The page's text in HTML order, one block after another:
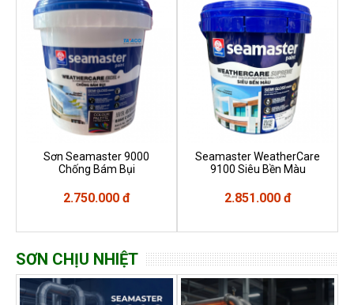
Sơn Seamaster 9000
Chống Bám Bụi
2.750.000 đ
Seamaster WeatherCare
9100 Siêu Bền Màu
2.851.000 đ
SƠN CHỊU NHIỆT